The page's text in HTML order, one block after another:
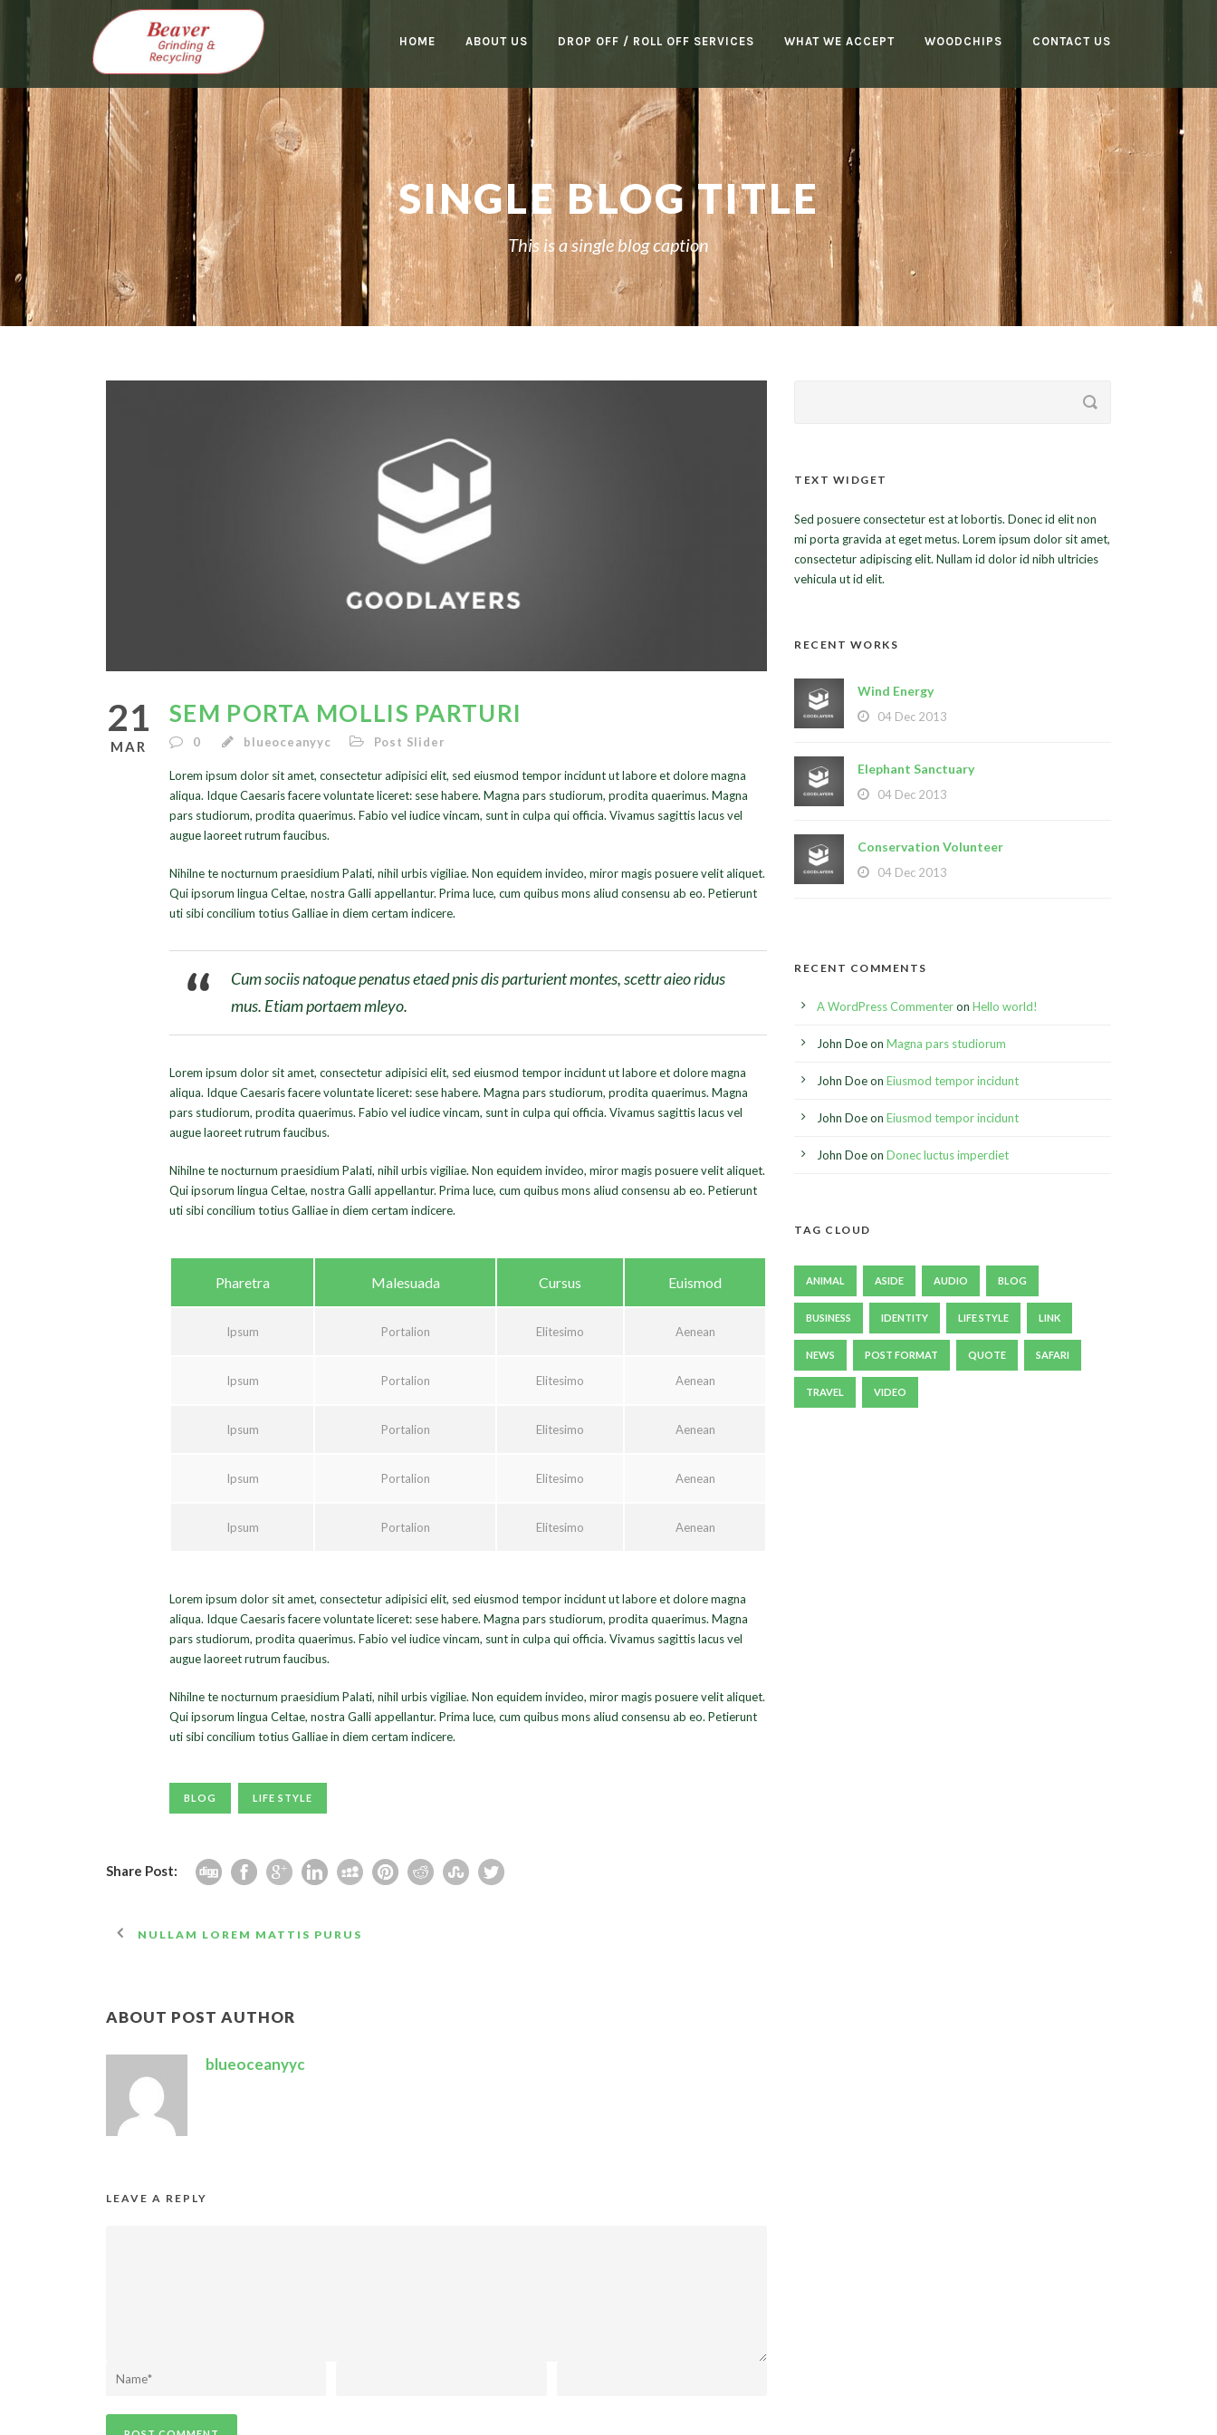
HOME ABOUT US DROP OFF / ROLL OFF SERVICES WHAT WE ACCEPT WOODCHIPS CONTACT US
SINGLE BLOG TITLE
This is a single blog caption
21
MAR
SEM PORTA MOLLIS PARTURI
0 blueoceanyyc Post Slider
Lorem ipsum dolor sit amet, consectetur adipisici elit, sed eiusmod tempor incidunt ut labore et dolore magna
aliqua. Idque Caesaris facere voluntate liceret: sese habere. Magna pars studiorum, prodita quaerimus. Magna
pars studiorum, prodita quaerimus. Fabio vel iudice vincam, sunt in culpa qui officia. Vivamus sagittis lacus vel
augue laoreet rutrum faucibus.
Nihilne te nocturnum praesidium Palati, nihil urbis vigiliae. Non equidem invideo, miror magis posuere velit aliquet.
Qui ipsorum lingua Celtae, nostra Galli appellantur. Prima luce, cum quibus mons aliud consensu ab eo. Petierunt
uti sibi concilium totius Galliae in diem certam indicere.
Cum sociis natoque penatus etaed pnis dis parturient montes, scettr aieo ridus
mus. Etiam portaem mleyo.
Lorem ipsum dolor sit amet, consectetur adipisici elit, sed eiusmod tempor incidunt ut labore et dolore magna
aliqua. Idque Caesaris facere voluntate liceret: sese habere. Magna pars studiorum, prodita quaerimus. Magna
pars studiorum, prodita quaerimus. Fabio vel iudice vincam, sunt in culpa qui officia. Vivamus sagittis lacus vel
augue laoreet rutrum faucibus.
Nihilne te nocturnum praesidium Palati, nihil urbis vigiliae. Non equidem invideo, miror magis posuere velit aliquet.
Qui ipsorum lingua Celtae, nostra Galli appellantur. Prima luce, cum quibus mons aliud consensu ab eo. Petierunt
uti sibi concilium totius Galliae in diem certam indicere.
Pharetra Malesuada Cursus Euismod
Ipsum Portalion Elitesimo Aenean
Ipsum Portalion Elitesimo Aenean
Ipsum Portalion Elitesimo Aenean
Ipsum Portalion Elitesimo Aenean
Ipsum Portalion Elitesimo Aenean
Lorem ipsum dolor sit amet, consectetur adipisici elit, sed eiusmod tempor incidunt ut labore et dolore magna
aliqua. Idque Caesaris facere voluntate liceret: sese habere. Magna pars studiorum, prodita quaerimus. Magna
pars studiorum, prodita quaerimus. Fabio vel iudice vincam, sunt in culpa qui officia. Vivamus sagittis lacus vel
augue laoreet rutrum faucibus.
Nihilne te nocturnum praesidium Palati, nihil urbis vigiliae. Non equidem invideo, miror magis posuere velit aliquet.
Qui ipsorum lingua Celtae, nostra Galli appellantur. Prima luce, cum quibus mons aliud consensu ab eo. Petierunt
uti sibi concilium totius Galliae in diem certam indicere.
BLOG LIFE STYLE
Share Post:
NULLAM LOREM MATTIS PURUS
ABOUT POST AUTHOR
blueoceanyyc
LEAVE A REPLY
TEXT WIDGET
Sed posuere consectetur est at lobortis. Donec id elit non
mi porta gravida at eget metus. Lorem ipsum dolor sit amet,
consectetur adipiscing elit. Nullam id dolor id nibh ultricies
vehicula ut id elit.
RECENT WORKS
Wind Energy
04 Dec 2013
Elephant Sanctuary
04 Dec 2013
Conservation Volunteer
04 Dec 2013
RECENT COMMENTS
A WordPress Commenteron Hello world!
John Doeon Magna pars studiorum
John Doeon Eiusmod tempor incidunt
John Doeon Eiusmod tempor incidunt
John Doeon Donec luctus imperdiet
TAG CLOUD
ANIMAL ASIDE AUDIO BLOG
BUSINESS IDENTITY LIFE STYLE LINK
NEWS POST FORMAT QUOTE SAFARI
TRAVEL VIDEO